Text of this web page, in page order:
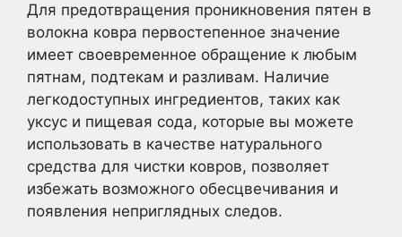
Для предотвращения проникновения пятен в
волокна ковра первостепенное значение
имеет своевременное обращение к любым
пятнам, подтекам и разливам. Наличие
легкодоступных ингредиентов, таких как
уксус и пищевая сода, которые вы можете
использовать в качестве натурального
средства для чистки ковров, позволяет
избежать возможного обесцвечивания и
появления неприглядных следов.